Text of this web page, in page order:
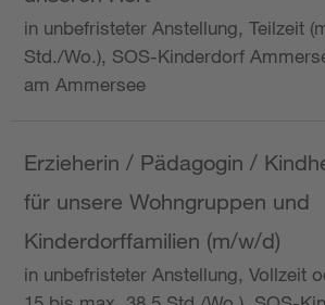
in unbefristeter Anstellung, Teilzeit
Std./Wo.), SOS-Kinderdorf
am Ammersee
Erzieherin / Pädagogin /
für unsere Wohngruppen und
Kinderdorffamilien (m/w/d)
in unbefristeter Anstellung, Vollzeit